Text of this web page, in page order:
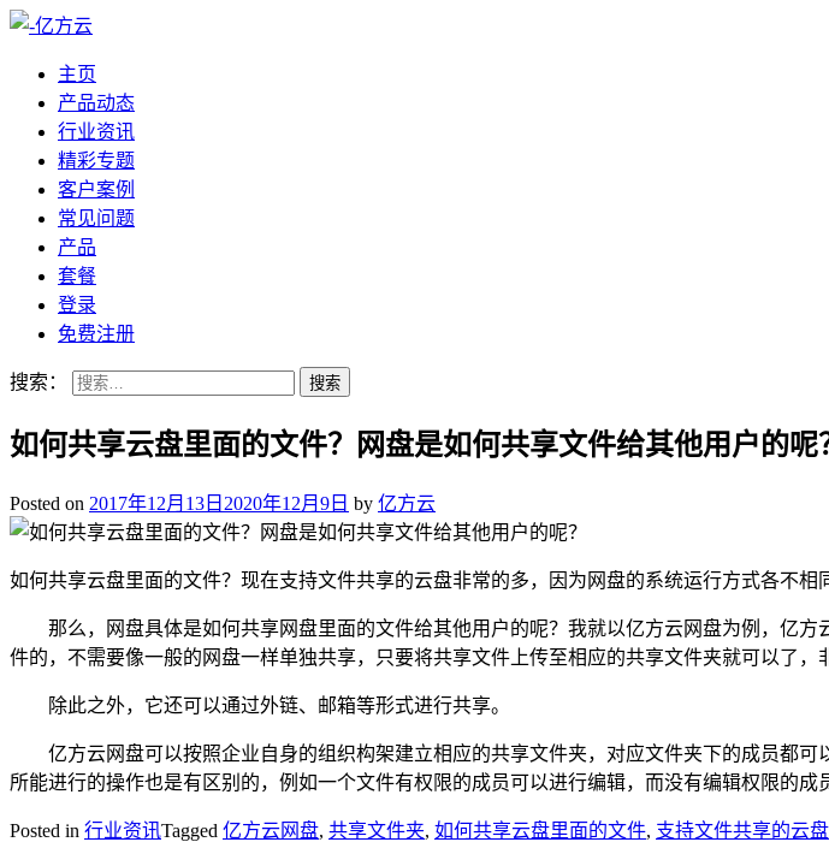
主页
产品动态
行业资讯
精彩专题
客户案例
常见问题
产品
套餐
登录
免费注册
搜索：
如何共享云盘里面的文件？网盘是如何共享文件给其他用户的呢
Posted on 2017年12月13日 2020年12月9日 by 亿方云
如何共享云盘里面的文件？现在支持文件共享的云盘非常的多，因为网盘的系统运行方式各不相
那么，网盘具体是如何共享网盘里面的文件给其他用户的呢？我就以亿方云网盘为例，亿方
件的，不需要像一般的网盘一样单独共享，只要将共享文件上传至相应的共享文件夹就可以了，
除此之外，它还可以通过外链、邮箱等形式进行共享。
亿方云网盘可以按照企业自身的组织构架建立相应的共享文件夹，对应文件夹下的成员都可
所能进行的操作也是有区别的，例如一个文件有权限的成员可以进行编辑，而没有编辑权限的成
Posted in 行业资讯Tagged 亿方云网盘, 共享文件夹, 如何共享云盘里面的文件, 支持文件共享的云盘